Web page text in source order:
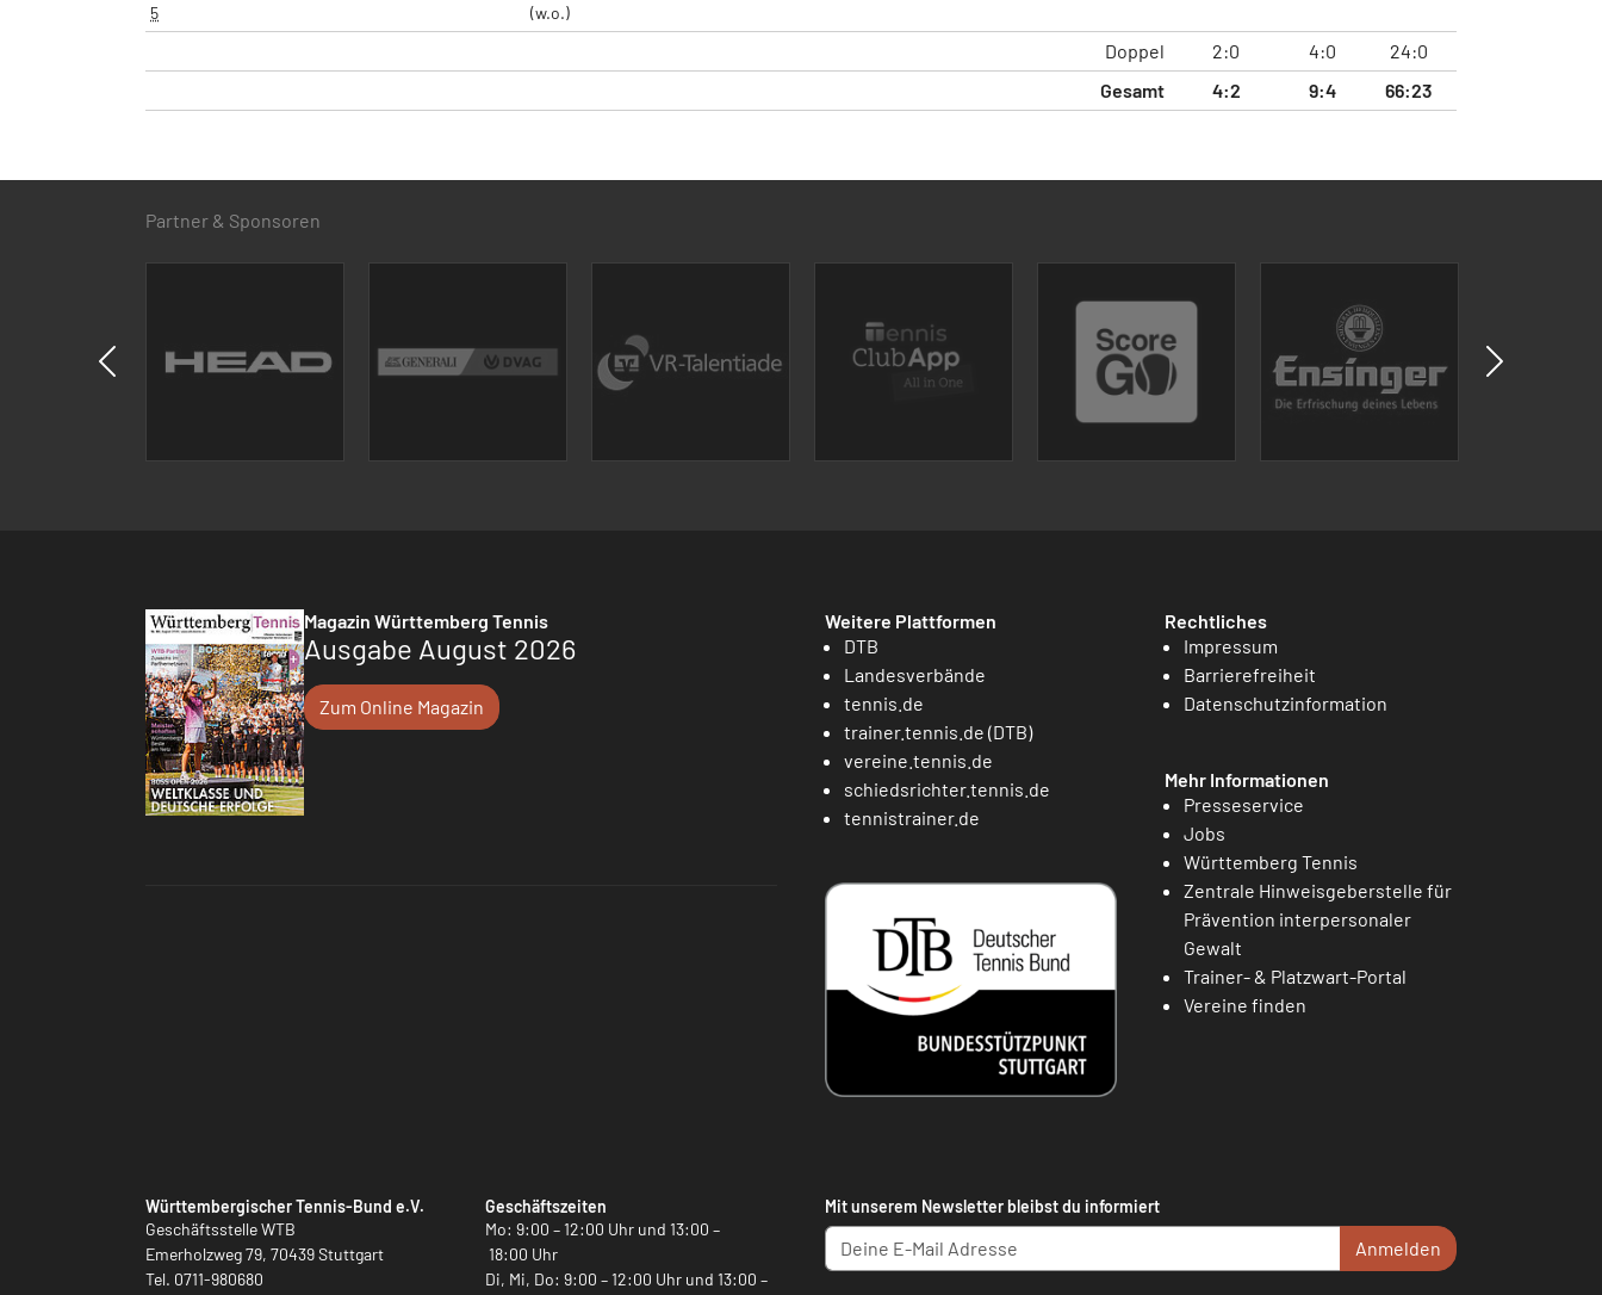
5
(w.o.)
Doppel 2:0 4:0
24:0
Gesamt
4:2 9:4 66:23
Partner & Sponsoren
Magazin Württemberg Tennis
Ausgabe August 2026
Zum Online Magazin
Weitere Plattformen
DTB
Landesverbände
tennis.de
trainer.tennis.de (DTB)
vereine.tennis.de
schiedsrichter.tennis.de
tennistrainer.de
Rechtliches
Impressum
Barrierefreiheit
Datenschutzinformation
Mehr Informationen
Presseservice
Jobs
Württemberg Tennis
Zentrale Hinweisgeberstelle für
Prävention interpersonaler
Gewalt
Trainer- & Platzwart-Portal
Vereine finden
Württembergischer Tennis-Bund e.V.
Geschäftsstelle WTB
Emerholzweg 79, 70439 Stuttgart
Tel. 0711-980680
Geschäftszeiten
Mo: 9:00 – 12:00 Uhr und 13:00 –
18:00 Uhr
Di, Mi, Do: 9:00 – 12:00 Uhr und 13:00 –
Mit unserem Newsletter bleibst du informiert
Anmelden